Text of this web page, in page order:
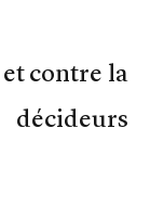
contre la